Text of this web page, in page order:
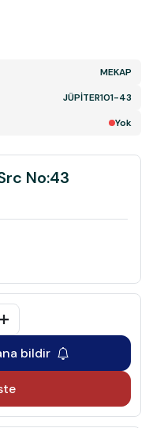
MEKAP
JÜPİTER101-43
Yok
No:43
bildir